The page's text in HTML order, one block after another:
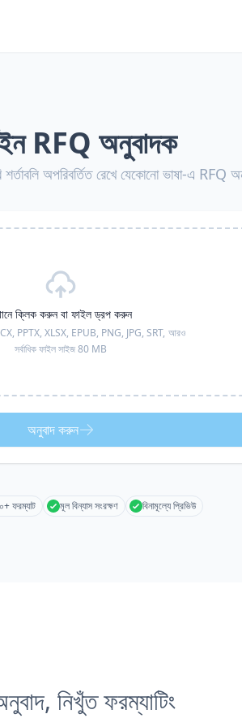
RFQ অনুবাদক
অপরিবর্তিত রেখে যেকোনো ভাষা-এ RFQ
ক্লিক করুন বা ফাইল ড্রপ করুন
PPTX, XLSX, EPUB, PNG, JPG, SRT, আরও
সর্বাধিক ফাইল সাইজ 80 MB
অনুবাদ করুন
ফরম্যাট মূল বিন্যাস সংরক্ষণ বিনামূল্যে প্রিভিউ
নিখুঁত ফরম্যাটিং